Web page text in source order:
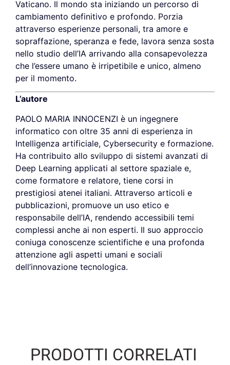
Vaticano. Il mondo sta iniziando un percorso di
cambiamento definitivo e profondo. Porzia
attraverso esperienze personali, tra amore e
sopraffazione, speranza e fede, lavora senza sosta
nello studio dell’IA arrivando alla consapevolezza
che l’essere umano è irripetibile e unico, almeno
per il momento.
L’autore
PAOLO MARIA INNOCENZI è un ingegnere
informatico con oltre 35 anni di esperienza in
Intelligenza artificiale, Cybersecurity e formazione.
Ha contribuito allo sviluppo di sistemi avanzati di
Deep Learning applicati al settore spaziale e,
come formatore e relatore, tiene corsi in
prestigiosi atenei italiani. Attraverso articoli e
pubblicazioni, promuove un uso etico e
responsabile dell’IA, rendendo accessibili temi
complessi anche ai non esperti. Il suo approccio
coniuga conoscenze scientifiche e una profonda
attenzione agli aspetti umani e sociali
dell’innovazione tecnologica.
PRODOTTI CORRELATI